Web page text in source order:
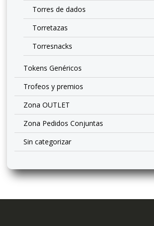
Torres de dados
Torretazas
Torresnacks
Tokens Genéricos
Trofeos y premios
Zona OUTLET
Zona Pedidos Conjuntas
Sin categorizar